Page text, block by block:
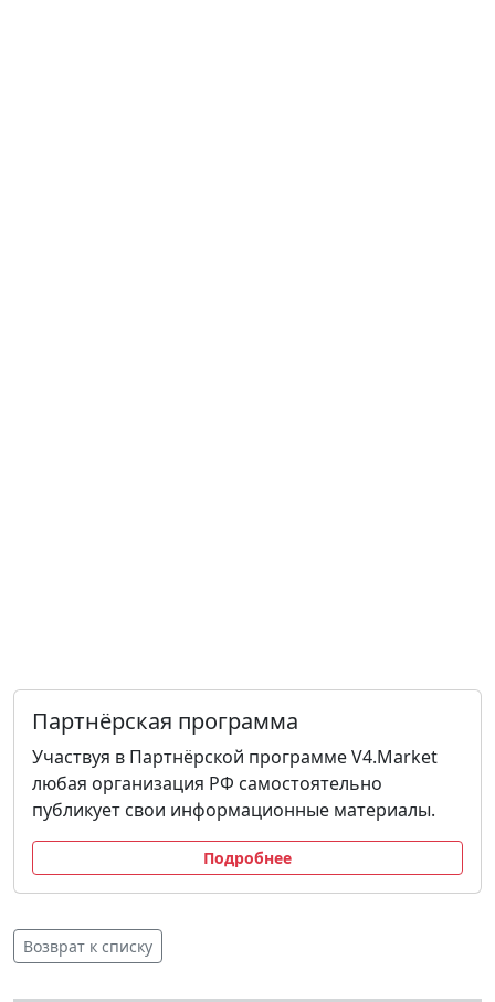
Партнёрская программа
Участвуя в Партнёрской программе V4.Market
любая организация РФ самостоятельно
публикует свои информационные материалы.
Подробнее
Возврат к списку